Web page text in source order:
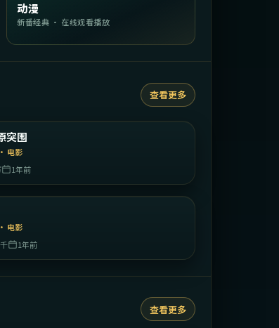
动漫
新番经典 · 在线观看播放
查看更多
1:37:39
突围
电影
1年前
电影
1年前
查看更多
2:28:21